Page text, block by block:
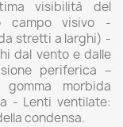
visibilità del
campo visivo -
stretti a larghi) -
dal vento e dalle
periferica –
morbida
- Lenti ventilate:
condensa.